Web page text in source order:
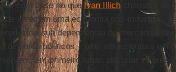
com base no queIvan Illich
chamava de
de viver em uma economia pós-industrial,
reduzir a sua dependência do mercado e
políticos – uma infraestrutura em
em primeiro lugar, pra criar valores